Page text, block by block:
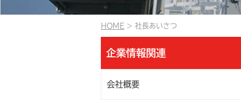
HOME 社長あいさつ
企業情報関連
会社概要